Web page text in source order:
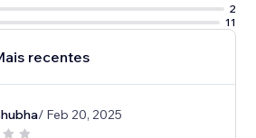
2
11
recentes
/ Feb 20, 2025